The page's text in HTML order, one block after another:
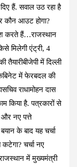
हैं. सवाल उठ रहा है
आउट होगा?
करते हैं…राजस्थान
मिलेगी एंट्री, 4
में दिल्ली
में फेरबदल की
राधामोहन दास
किया है. पत्रकारों से
और नए पत्ते
के बाद यह चर्चा
चर्चा नए
में मुख्यमंत्री